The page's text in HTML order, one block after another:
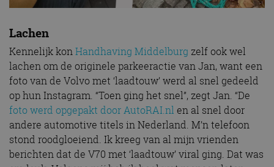
Lachen
Kennelijk konHandhaving Middelburg zelf ook wel
lachen om de originele parkeeractie van Jan, want een
foto van de Volvo met ‘laadtouw’ werd al snel gedeeld
op hun Instagram. “Toen ging het snel”, zegt Jan. “De
foto werd opgepakt door AutoRAI.nl en al snel door
andere automotive titels in Nederland. M’n telefoon
stond roodgloeiend. Ik kreeg van al mijn vrienden
berichten dat de V70 met ‘laadtouw’ viral ging. Dat was